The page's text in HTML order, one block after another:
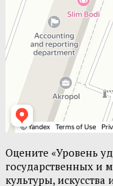
Оцените «Уровень
государственных и
культуры, искусства